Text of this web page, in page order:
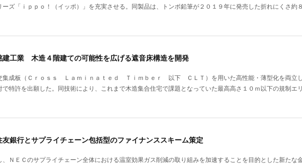
ズ「ｉｐｐｏ！（イッポ）」を充実させる。同製品は、トンボ鉛筆が２０１９年に発売した折れにくさ約
工業 木造４階建ての可能性を広げる遮音床構造を開発
集成板（Ｃｒｏｓｓ Ｌａｍｉｎａｔｅｄ Ｔｉｍｂｅｒ 以下 ＣＬＴ）を用いた高性能・薄型化を両立
特許を出願した。同技術により、これまで木造集合住宅で課題となっていた最高高さ１０ｍ以下の規制エ
銀行とサプライチェーン包括型のファイナンススキーム策定
、ＮＥＣのサプライチェーン全体における温室効果ガス削減の取り組みを加速することを目的とした新たな